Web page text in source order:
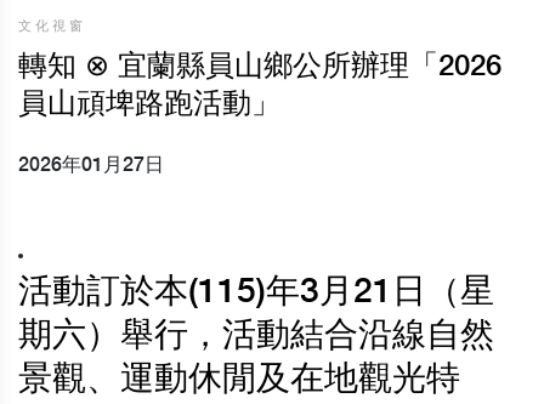
文化視窗
轉知 ⊗ 宜蘭縣員山鄉公所辦理「2026
員山頑埤路跑活動」
2026年01月27日
活動訂於本(115)年3月21日（星
期六）舉行，活動結合沿線自然
景觀、運動休閒及在地觀光特